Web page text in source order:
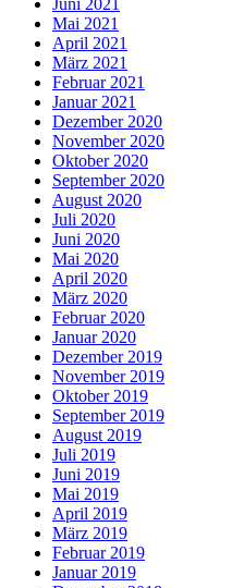
Mai 2021
April 2021
März 2021
Februar 2021
Januar 2021
Dezember 2020
November 2020
Oktober 2020
September 2020
August 2020
Juli 2020
Juni 2020
Mai 2020
April 2020
März 2020
Februar 2020
Januar 2020
Dezember 2019
November 2019
Oktober 2019
September 2019
August 2019
Juli 2019
Juni 2019
Mai 2019
April 2019
März 2019
Februar 2019
Januar 2019